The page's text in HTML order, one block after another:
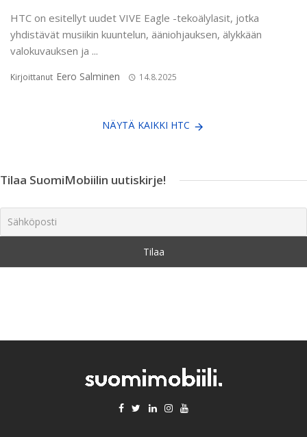
HTC on esitellyt uudet VIVE Eagle -tekoälylasit, jotka
yhdistävät musiikin kuuntelun, ääniohjauksen, älykkään
valokuvauksen ja ...
Kirjoittanut Eero Salminen 14.8.2025
NÄYTÄ KAIKKI HTC
Tilaa SuomiMobiilin uutiskirje!